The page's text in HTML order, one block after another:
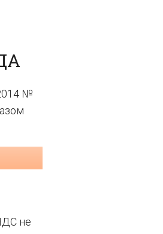
№
не